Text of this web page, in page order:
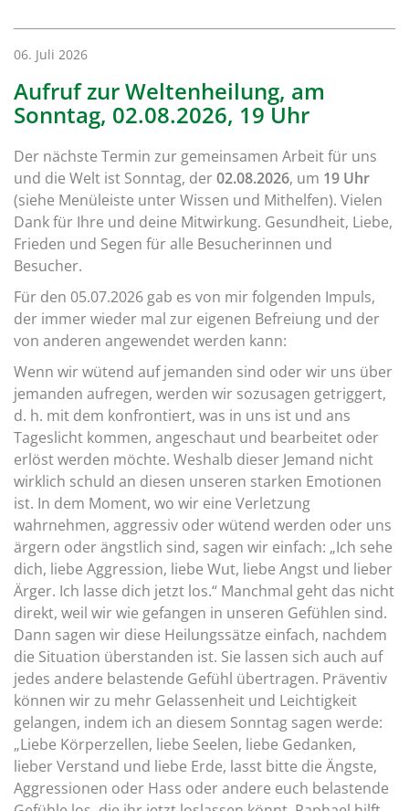
06. Juli 2026
Aufruf zur Weltenheilung, am
Sonntag, 02.08.2026, 19 Uhr
Der nächste Termin zur gemeinsamen Arbeit für uns
und die Welt ist Sonntag, der02.08.2026, um 19 Uhr
(siehe Menüleiste unter Wissen und Mithelfen). Vielen
Dank für Ihre und deine Mitwirkung. Gesundheit, Liebe,
Frieden und Segen für alle Besucherinnen und
Besucher.
Für den 05.07.2026 gab es von mir folgenden Impuls,
der immer wieder mal zur eigenen Befreiung und der
von anderen angewendet werden kann:
Wenn wir wütend auf jemanden sind oder wir uns über
jemanden aufregen, werden wir sozusagen getriggert,
d. h. mit dem konfrontiert, was in uns ist und ans
Tageslicht kommen, angeschaut und bearbeitet oder
erlöst werden möchte. Weshalb dieser Jemand nicht
wirklich schuld an diesen unseren starken Emotionen
ist. In dem Moment, wo wir eine Verletzung
wahrnehmen, aggressiv oder wütend werden oder uns
ärgern oder ängstlich sind, sagen wir einfach: „Ich sehe
dich, liebe Aggression, liebe Wut, liebe Angst und lieber
Ärger. Ich lasse dich jetzt los.“ Manchmal geht das nicht
direkt, weil wir wie gefangen in unseren Gefühlen sind.
Dann sagen wir diese Heilungssätze einfach, nachdem
die Situation überstanden ist. Sie lassen sich auch auf
jedes andere belastende Gefühl übertragen. Präventiv
können wir zu mehr Gelassenheit und Leichtigkeit
gelangen, indem ich an diesem Sonntag sagen werde:
„Liebe Körperzellen, liebe Seelen, liebe Gedanken,
lieber Verstand und liebe Erde, lasst bitte die Ängste,
Aggressionen oder Hass oder andere euch belastende